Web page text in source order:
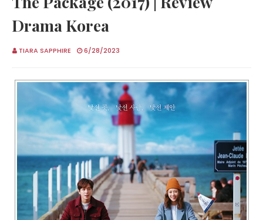
Drama Korea
TIARA SAPPHIRE 6/28/2023